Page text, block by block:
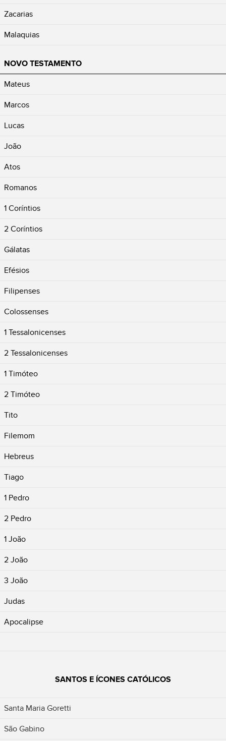
Zacarias
Malaquias
NOVO TESTAMENTO
Mateus
Marcos
Lucas
João
Atos
Romanos
1 Coríntios
2 Coríntios
Gálatas
Efésios
Filipenses
Colossenses
1 Tessalonicenses
2 Tessalonicenses
1 Timóteo
2 Timóteo
Tito
Filemom
Hebreus
Tiago
1 Pedro
2 Pedro
1 João
2 João
3 João
Judas
Apocalipse
SANTOS E ÍCONES CATÓLICOS
Santa Maria Goretti
São Gabino